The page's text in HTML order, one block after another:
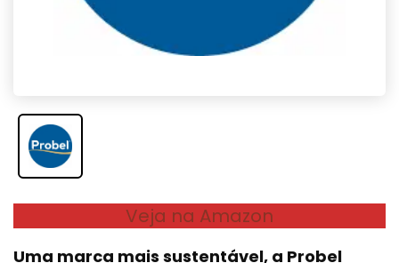
Veja na Amazon
Uma marca mais sustentável, a Probel